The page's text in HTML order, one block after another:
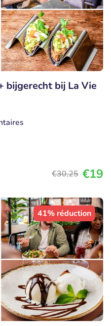
bijgerecht bij La Vie
€30,25 €19
41% réduction